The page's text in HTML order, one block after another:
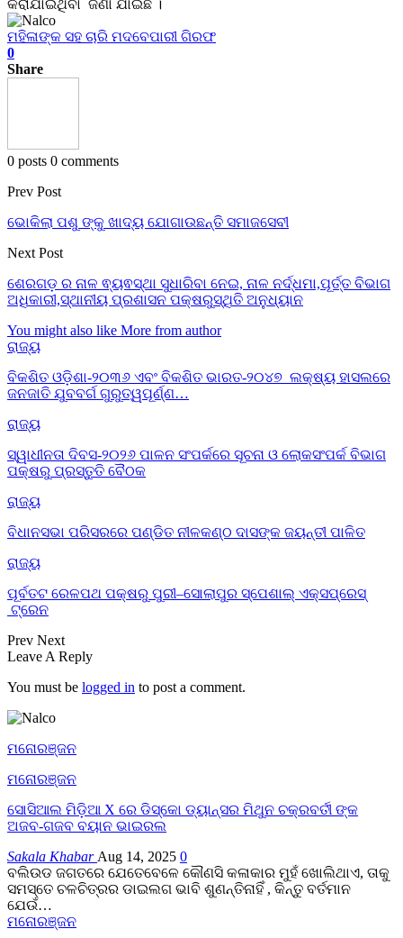
କରାଯାଇଥିବା ଜଣା ଯାଇଛି ।
ମହିଳାଙ୍କ ସହ ଚାରି ମଦବେପାରୀ ଗିରଫ
0
Share
0 posts 0 comments
Prev Post
ଭୋକିଲା ପଶୁ ଙ୍କୁ ଖାଦ୍ୟ ଯୋଗାଉଛନ୍ତି ସମାଜସେବୀ
Next Post
ଶେରଗଡ଼ ର ନାଳ ଵ୍ୟଵସ୍ଥା ସୁଧାରିବା ନେଇ, ନାଳ ନର୍ଦ୍ଧମା,ପୂର୍ତ୍ତ ବିଭାଗ
ଅଧିକାରୀ,ସ୍ଥାନୀୟ ପ୍ରଶାସନ ପକ୍ଷରୁସ୍ଥିତି ଅନୁଧ୍ୟାନ
You might also like More from author
ରାଜ୍ୟ
ବିକଶିତ ଓଡ଼ିଶା-୨୦୩୬ ଏବଂ ବିକଶିତ ଭାରତ-୨୦୪୭ ଲକ୍ଷ୍ୟ ହାସଲରେ
ଜନଜାତି ଯୁବବର୍ଗ ଗୁରୁତ୍ୱପୂର୍ଣ୍ଣ…
ରାଜ୍ୟ
ସ୍ୱାଧୀନତା ଦିବସ-୨୦୨୬ ପାଳନ ସଂପର୍କରେ ସୂଚନା ଓ ଲୋକସଂପର୍କ ବିଭାଗ
ପକ୍ଷରୁ ପ୍ରସ୍ତୁତି ବୈଠକ
ରାଜ୍ୟ
ବିଧାନସଭା ପରିସରରେ ପଣ୍ଡିତ ନୀଳକଣ୍ଠ ଦାସଙ୍କ ଜୟନ୍ତୀ ପାଳିତ
ରାଜ୍ୟ
ପୂର୍ବତଟ ରେଳପଥ ପକ୍ଷରୁ ପୁରୀ–ସୋଲାପୁର ସ୍ପେଶାଲ୍ ଏକ୍ସପ୍ରେସ୍
ଟ୍ରେନ
Prev Next
Leave A Reply
You must be logged in to post a comment.
ମନୋରଞ୍ଜନ
ମନୋରଞ୍ଜନ
ସୋସିଆଲ ମିଡ଼ିଆ X ରେ ଡିସ୍କୋ ଡ୍ୟାନ୍ସର ମିଥୁନ ଚକ୍ରବର୍ତୀ ଙ୍କ
ଅଜବ-ଗଜବ ବୟାନ ଭାଇରଲ
Sakala Khabar Aug 14, 2025 0
ବଲିଉଡ ଜଗତରେ ଯେତେବେଳେ କୌଣସି କଳାକାର ମୁହଁ ଖୋଲିଥାଏ, ତାକୁ
ସମସ୍ତେ ଚଳଚିତ୍ରର ଡାଇଲଗ ଭାବି ଶୁଣନ୍ତିନାହିଁ , କିନ୍ତୁ ବର୍ତମାନ
ଯେଉଁ…
ମନୋରଞ୍ଜନ